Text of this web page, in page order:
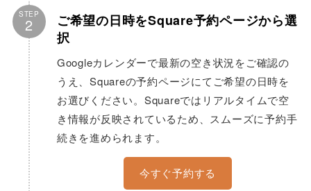
STEP
2
ご希望の日時をSquare予約ページから選
択
Googleカレンダーで最新の空き状況をご確認の
うえ、Squareの予約ページにてご希望の日時を
お選びください。Squareではリアルタイムで空
き情報が反映されているため、スムーズに予約手
続きを進められます。
今すぐ予約する